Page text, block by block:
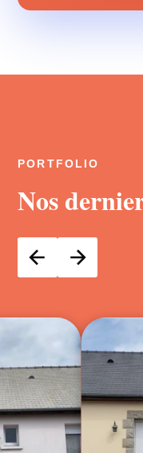
PORTFOLIO
Nos